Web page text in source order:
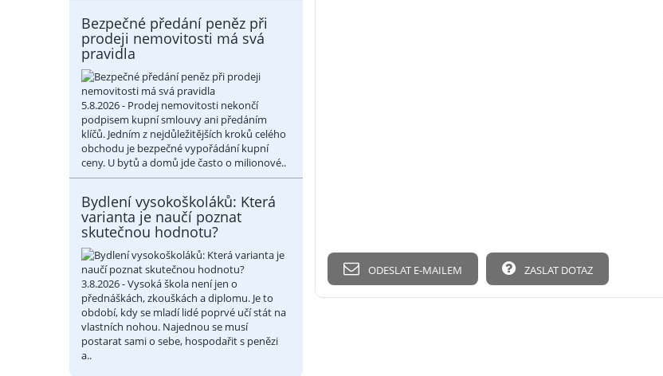
Bezpečné předání peněz při
prodeji nemovitosti má svá
pravidla
5.8.2026 - Prodej nemovitosti nekončí
podpisem kupní smlouvy ani předáním
klíčů. Jedním z nejdůležitějších kroků celého
obchodu je bezpečné vypořádání kupní
ceny. U bytů a domů jde často o milionové..
Bydlení vysokoškoláků: Která
varianta je naučí poznat
skutečnou hodnotu?
3.8.2026 - Vysoká škola není jen o
přednáškách, zkouškách a diplomu. Je to
období, kdy se mladí lidé poprvé učí stát na
vlastních nohou. Najednou se musí
postarat sami o sebe, hospodařit s penězi
a..
ODESLAT E-MAILEM ZASLAT DOTAZ